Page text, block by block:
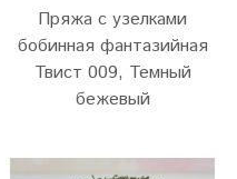
Пряжа с узелками
бобинная фантазийная
Твист 009, Темный
бежевый